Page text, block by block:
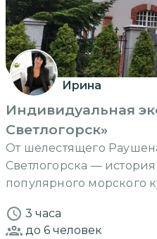
Ирина
Индивидуальная
Светлогорск»
От шелестящего
Светлогорска —
популярного морского
3 часа
до 6 человек